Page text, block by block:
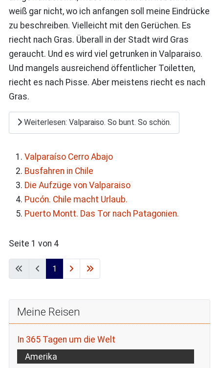
weiß gar nicht, wo ich anfangen soll meine Eindrücke
zu beschreiben. Vielleicht mit den Gerüchen. Es
riecht nach Gras. Überall in der Stadt wird Gras
geraucht. Und es wird viel getrunken in Valparaiso.
Und mangels ausreichend öffentlicher Toiletten,
riecht es nach Pisse. Aber meistens riecht es nach
Gras.
Weiterlesen: Valparaiso. So bunt. So schön.
Valparaíso Cerro Abajo
Busfahren in Chile
Die Aufzüge von Valparaiso
Pucón. Chile macht Urlaub.
Puerto Montt. Das Tor nach Patagonien.
Seite 1 von 4
1
Meine Reisen
In 365 Tagen um die Welt
Amerika